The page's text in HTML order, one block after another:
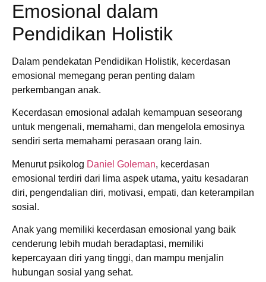
Emosional dalam
Pendidikan Holistik
Dalam pendekatan Pendidikan Holistik, kecerdasan
emosional memegang peran penting dalam
perkembangan anak.
Kecerdasan emosional adalah kemampuan seseorang
untuk mengenali, memahami, dan mengelola emosinya
sendiri serta memahami perasaan orang lain.
Menurut psikolog Daniel Goleman, kecerdasan
emosional terdiri dari lima aspek utama, yaitu kesadaran
diri, pengendalian diri, motivasi, empati, dan keterampilan
sosial.
Anak yang memiliki kecerdasan emosional yang baik
cenderung lebih mudah beradaptasi, memiliki
kepercayaan diri yang tinggi, dan mampu menjalin
hubungan sosial yang sehat.